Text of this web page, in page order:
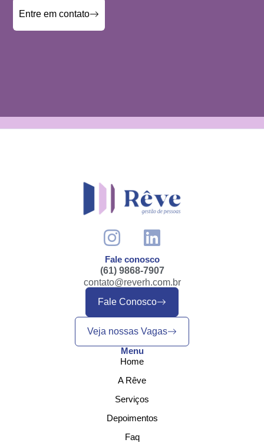
Entre em contato
Fale conosco
(61) 9868-7907
contato@reverh.com.br
Fale Conosco
Veja nossas Vagas
Menu
Home
A Rêve
Serviços
Depoimentos
Faq